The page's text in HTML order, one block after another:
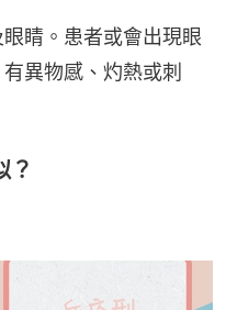
睛。患者或會出現眼
異物感、灼熱或刺
？